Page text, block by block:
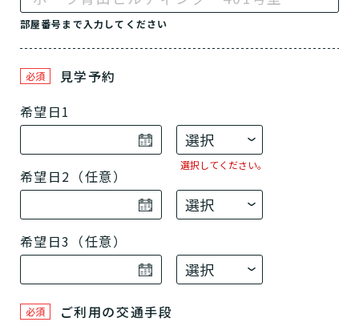
部屋番号まで入力してください
必須
見学予約
希望日1
選択してください。
希望日2（任意）
希望日3（任意）
必須 ご利用の交通手段